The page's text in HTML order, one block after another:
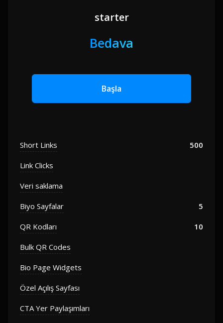
starter
Bedava
Başla
Short Links 500
Link Clicks
Veri saklama
Biyo Sayfalar 5
QR Kodları 10
Bulk QR Codes
Bio Page Widgets
Özel Açılış Sayfası
CTA Yer Paylaşımları